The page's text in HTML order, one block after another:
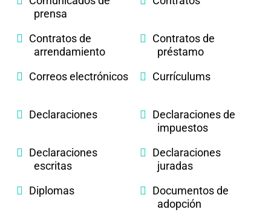
prensa
Contratos de
arrendamiento
Contratos de
préstamo
Correos electrónicos
Currículums
Declaraciones
Declaraciones de
impuestos
Declaraciones
escritas
Declaraciones
juradas
Diplomas
Documentos de
adopción